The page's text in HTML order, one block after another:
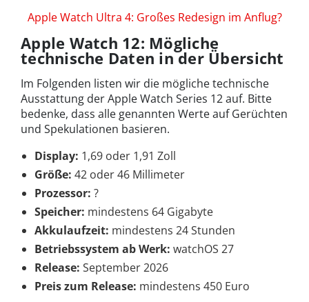
Apple Watch Ultra 4: Großes Redesign im Anflug?
Apple Watch 12: Mögliche
technische Daten in der Übersicht
Im Folgenden listen wir die mögliche technische
Ausstattung der Apple Watch Series 12 auf. Bitte
bedenke, dass alle genannten Werte auf Gerüchten
und Spekulationen basieren.
Display: 1,69 oder 1,91 Zoll
Größe: 42 oder 46 Millimeter
Prozessor: ?
Speicher: mindestens 64 Gigabyte
Akkulaufzeit: mindestens 24 Stunden
Betriebssystem ab Werk: watchOS 27
Release: September 2026
Preis zum Release: mindestens 450 Euro